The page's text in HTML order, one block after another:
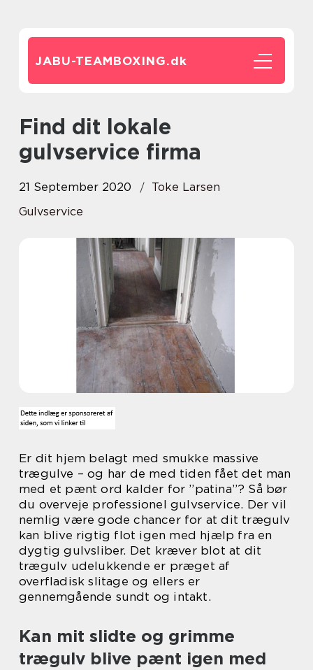
JABU-TEAMBOXING.dk
Find dit lokale
gulvservice firma
21 September 2020
Toke Larsen
Gulvservice
Er dit hjem belagt med smukke massive
trægulve – og har de med tiden fået det man
med et pænt ord kalder for ”patina”? Så bør
du overveje professionel gulvservice. Der vil
nemlig være gode chancer for at dit trægulv
kan blive rigtig flot igen med hjælp fra en
dygtig gulvsliber. Det kræver blot at dit
trægulv udelukkende er præget af
overfladisk slitage og ellers er
gennemgående sundt og intakt.
Kan mit slidte og grimme
trægulv blive pænt igen med